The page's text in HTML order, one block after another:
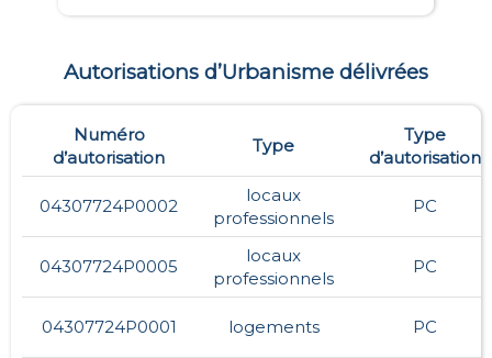
Autorisations d’Urbanisme délivrées
Numéro
d’autorisation
Type
Type
d’autorisation
04307724P0002
locaux
professionnels
PC
04307724P0005
locaux
professionnels
PC
04307724P0001 logements PC